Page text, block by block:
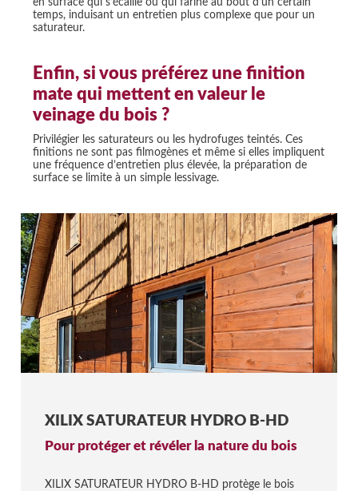
en surface qui s’écaille ou qui farine au bout d’un certain
temps, induisant un entretien plus complexe que pour un
saturateur.
Enfin, si vous préférez une finition
mate qui mettent en valeur le
veinage du bois ?
Privilégier les saturateurs ou les hydrofuges teintés. Ces
finitions ne sont pas filmogènes et même si elles impliquent
une fréquence d’entretien plus élevée, la préparation de
surface se limite à un simple lessivage.
XILIX SATURATEUR HYDRO B-HD
Pour protéger et révéler la nature du bois
XILIX SATURATEUR HYDRO B-HD protège le bois